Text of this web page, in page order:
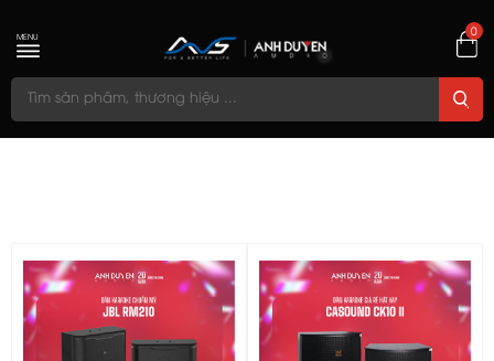
0
MENU